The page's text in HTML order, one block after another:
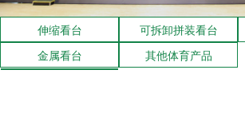
伸缩看台 可拆卸拼装看台
金属看台
其他体育产品